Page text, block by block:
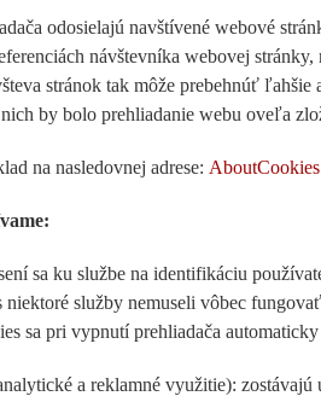
odosielajú navštívené webové
návštevníka webovej stránky,
stránok tak môže prebehnúť ľahšie
by bolo prehliadanie webu oveľa
na nasledovnej adrese:
sa ku službe na identifikáciu
služby nemuseli vôbec
sa pri vypnutí prehliadača
a reklamné využitie): zostávajú